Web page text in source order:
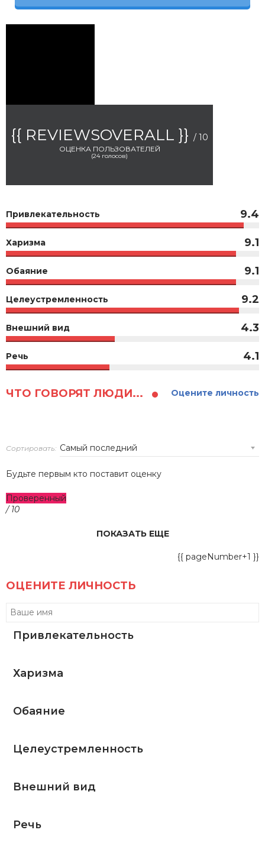
{{ REVIEWSOVERALL }} / 10
ОЦЕНКА ПОЛЬЗОВАТЕЛЕЙ
(24голосов)
Привлекательность 9.4
Харизма 9.1
Обаяние 9.1
Целеустремленность 9.2
Внешний вид 4.3
Речь 4.1
ЧТО ГОВОРЯТ ЛЮДИ... Оцените личность
Сортировать:
Будьте первым кто поставит оценку
Проверенный
/ 10
ПОКАЗАТЬ ЕЩЕ
{{ pageNumber+1 }}
ОЦЕНИТЕ ЛИЧНОСТЬ
Привлекательность
Харизма
Обаяние
Целеустремленность
Внешний вид
Речь